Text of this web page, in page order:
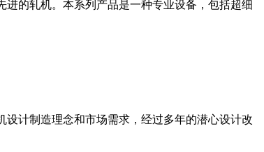
的轧机。本系列产品是一种专业设备，包括超细
计制造理念和市场需求，经过多年的潜心设计改